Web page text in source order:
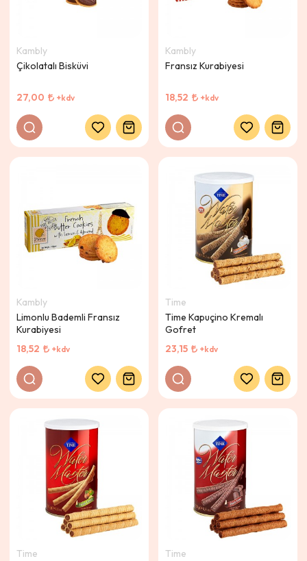
Kambly
Çikolatalı Bisküvi
27,00 +kdv
Kambly
Fransız Kurabiyesi
18,52 +kdv
Kambly
Limonlu Bademli Fransız
Kurabiyesi
18,52
+kdv
Time
Time Kapuçino Kremalı
Gofret
23,15
+kdv
Time Time